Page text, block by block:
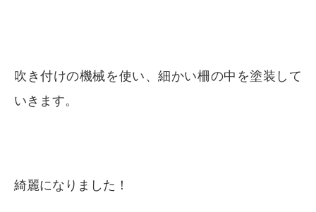
吹き付けの機械を使い、細かい柵の中を塗装して
いきます。
綺麗になりました！